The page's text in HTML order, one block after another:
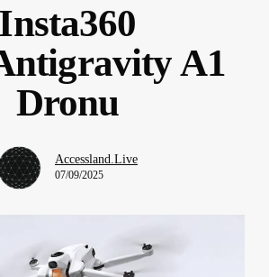
Insta360
A1
Dronu
Accessland.Live
07/09/2025